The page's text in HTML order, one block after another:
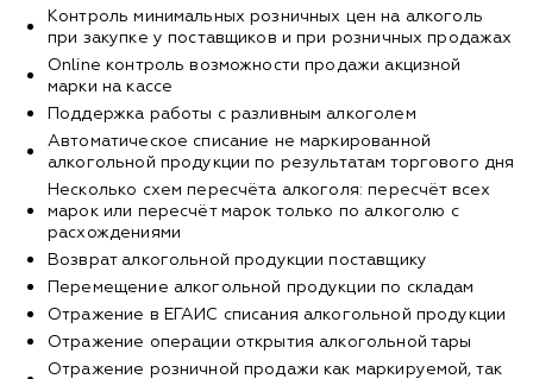
Контроль минимальных розничных цен на алкоголь
при закупке у поставщиков и при розничных продажах
Оnline контроль возможности продажи акцизной
марки на кассе
Поддержка работы с разливным алкоголем
Автоматическое списание не маркированной
алкогольной продукции по результатам торгового дня
Несколько схем пересчёта алкоголя: пересчёт всех
марок или пересчёт марок только по алкоголю с
расхождениями
Возврат алкогольной продукции поставщику
Перемещение алкогольной продукции по складам
Отражение в ЕГАИС списания алкогольной продукции
Отражение операции открытия алкогольной тары
Отражение розничной продажи как маркируемой, так